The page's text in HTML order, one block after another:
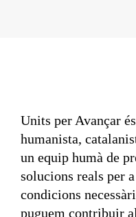
Units per Avançar
humanista,
un equip humà de
solucions reals per
condicions
puguem contribuir